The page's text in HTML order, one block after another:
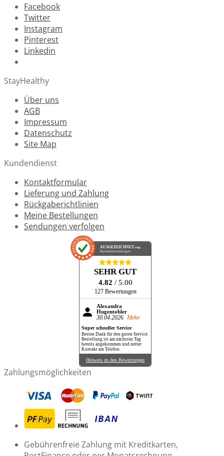
Facebook
Twitter
Instagram
Pinterest
Linkedin
StayHealthy
Über uns
AGB
Impressum
Datenschutz
Site Map
Kundendienst
Kontaktformular
Lieferung und Zahlung
Rückgaberichtlinien
Meine Bestellungen
Sendungen verfolgen
AUSGEZEICHNET.org
Kundenbewertungen
SEHR GUT
4.82 / 5.00
127 Bewertungen
Alexandra
Hugentobler
30.04.2026 Mehr
Super schneller Service
Besten Dank für den guten Service.
Bestellung ist am nächsten Tag
bereits angekommen und netter
Kontakt am Telefon.
Hinweis zu den Bewertungen
Zahlungsmöglichkeiten
Gebührenfreie Zahlung mit Kreditkarten,